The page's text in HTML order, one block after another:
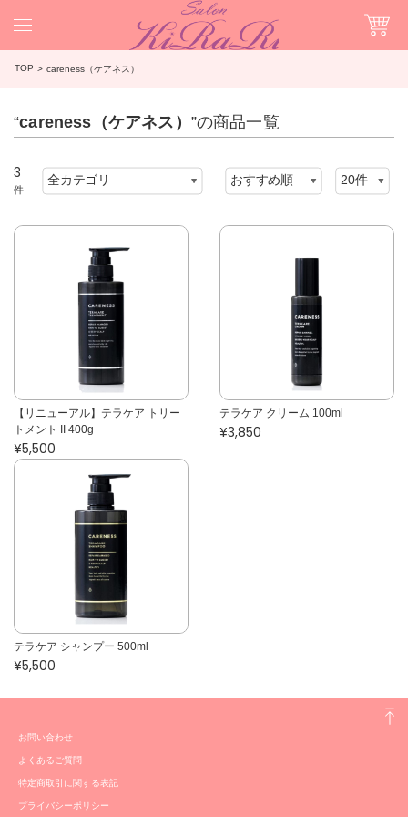
TOP careness（ケアネス）
“careness（ケアネス） ”の商品一覧
3
件
【リニューアル】テラケア トリー
トメント II 400g
¥5,500
テラケア クリーム 100ml
¥3,850
テラケア シャンプー 500ml
¥5,500
お問い合わせ
よくあるご質問
特定商取引に関する表記
プライバシーポリシー